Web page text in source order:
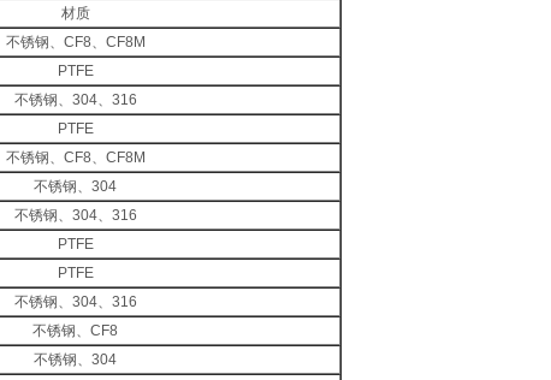
材质
不锈钢、CF8、CF8M
PTFE
不锈钢、304、316
PTFE
不锈钢、CF8、CF8M
不锈钢、304
不锈钢、304、316
PTFE
PTFE
不锈钢、304、316
不锈钢、CF8
不锈钢、304